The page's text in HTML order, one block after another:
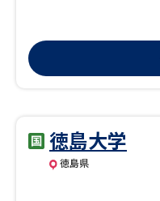
徳島大学
徳島県